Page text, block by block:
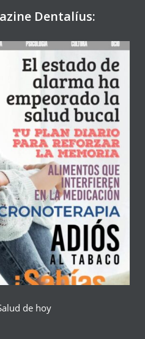
Dentalíus:
de hoy